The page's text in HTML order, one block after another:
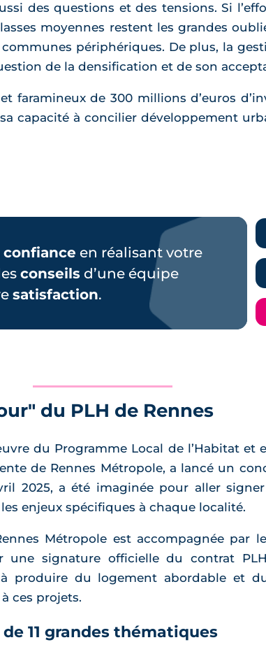
des questions et des tensions. Si
moyennes restent les grandes
périphériques. De plus, la
de la densification et de son
faramineux de 300 millions d’euros
capacité à concilier développement
confiance en réalisant votre
conseils d’une équipe
satisfaction.
du PLH de Rennes
du Programme Local de l’Habitat et
de Rennes Métropole, a lancé un
2025, a été imaginée pour aller
enjeux spécifiques à chaque localité.
Métropole est accompagnée par
une signature officielle du contrat
produire du logement abordable et
ces projets.
11 grandes thématiques